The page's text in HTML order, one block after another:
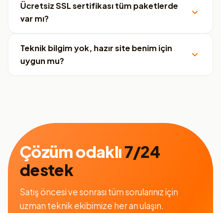
Ücretsiz SSL sertifikası tüm paketlerde
var mı?
Teknik bilgim yok, hazır site benim için
uygun mu?
Çözüm odaklı7/24
destek
Satış öncesi ve sonrası tüm sorularınız için
uzman teknik ekibimize her an ulaşın.